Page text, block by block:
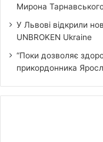
Мирона
У Львові відкрили
UNBROKEN Ukraine
“Поки дозволяє
прикордонника